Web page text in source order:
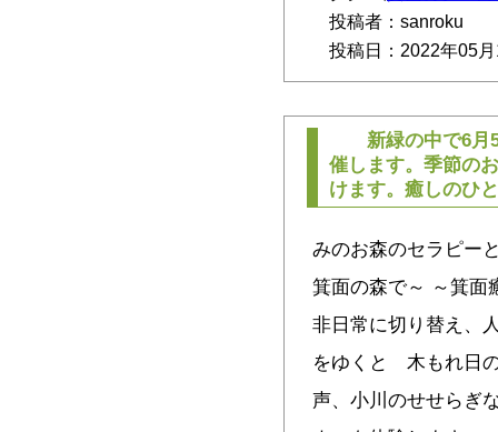
投稿者：sanroku
投稿日：2022年05
新緑の中で6月5
催します。季節の
けます。癒しのひ
みのお森のセラピー
箕面の森で～ ～箕面
非日常に切り替え、
をゆくと 木もれ日
声、小川のせせらぎ